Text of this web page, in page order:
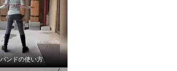
ンドの使い方